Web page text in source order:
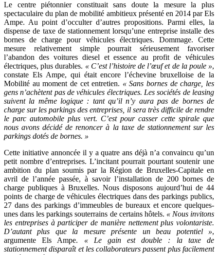
Le centre piétonnier constituait sans doute la mesure la plus
spectaculaire du plan de mobilité ambitieux présenté en 2014 par Els
Ampe. Au point d’occulter d’autres propositions. Parmi elles, la
dispense de taxe de stationnement lorsqu’une entreprise installe des
bornes de charge pour véhicules électriques. Dommage. Cette
mesure relativement simple pourrait sérieusement favoriser
l’abandon des voitures diesel et essence au profit de véhicules
électriques, plus durables. « C’est l’histoire de l’œuf et de la poule »,
constate Els Ampe, qui était encore l’échevine bruxelloise de la
Mobilité au moment de cet entretien. « Sans bornes de charge, les
gens n’achètent pas de véhicules électriques. Les sociétés de leasing
suivent la même logique : tant qu’il n’y aura pas de bornes de
charge sur les parkings des entreprises, il sera très difficile de rendre
le parc automobile plus vert. C’est pour casser cette spirale que
nous avons décidé de renoncer à la taxe de stationnement sur les
parkings dotés de bornes. »
Cette initiative annoncée il y a quatre ans déjà n’a convaincu qu’un
petit nombre d’entreprises. L’incitant pourrait pourtant soutenir une
ambition du plan soumis par la Région de Bruxelles-Capitale en
avril de l’année passée, à savoir l’installation de 200 bornes de
charge publiques à Bruxelles. Nous disposons aujourd’hui de 44
points de charge de véhicules électriques dans des parkings publics,
27 dans des parkings d’immeubles de bureaux et encore quelques-
unes dans les parkings souterrains de certains hôtels. « Nous invitons
les entreprises à participer de manière nettement plus volontariste.
D’autant plus que la mesure présente un beau potentiel »,
argumente Els Ampe. « Le gain est double : la taxe de
stationnement disparaît et les collaborateurs passent plus facilement